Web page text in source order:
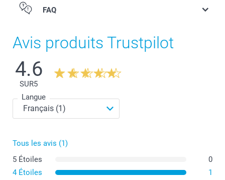
FAQ
Avis produits Trustpilot
4.6
SUR5
Langue
Tous les avis (1)
5 Étoiles
0
4 Étoiles
1